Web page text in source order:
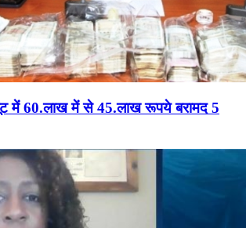
में 60.लाख में से 45.लाख रूपये बरामद 5